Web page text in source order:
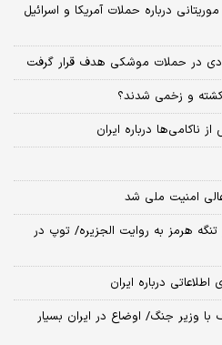
درباره حملات آمریکا و اسرائیل
در حملات موشکی هدف قرار گرفت
و زخمی شدند؟
درباره ایران
امنیت ملی شد
هرمز به روایت الجزیره/ توپ در
درباره ایران
وزیر جنگ/ اوضاع در ایران بسیار